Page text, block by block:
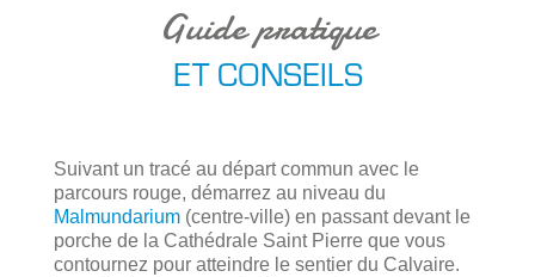
Guide pratique
ET CONSEILS
Suivant un tracé au départ commun avec le
parcours rouge, démarrez au niveau du
Malmundarium (centre-ville) en passant devant le
porche de la Cathédrale Saint Pierre que vous
contournez pour atteindre le sentier du Calvaire.